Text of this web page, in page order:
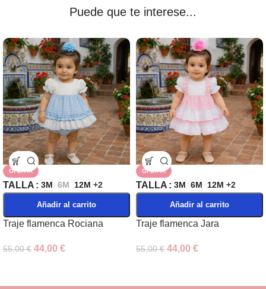
Puede que te interese...
OFERTA
TALLA 3M 6M 12M +2
Añadir al carrito
Traje flamenca Rociana
55,00€ 44,00 €
OFERTA
TALLA 3M 6M 12M +2
Añadir al carrito
Traje flamenca Jara
55,00€ 44,00 €